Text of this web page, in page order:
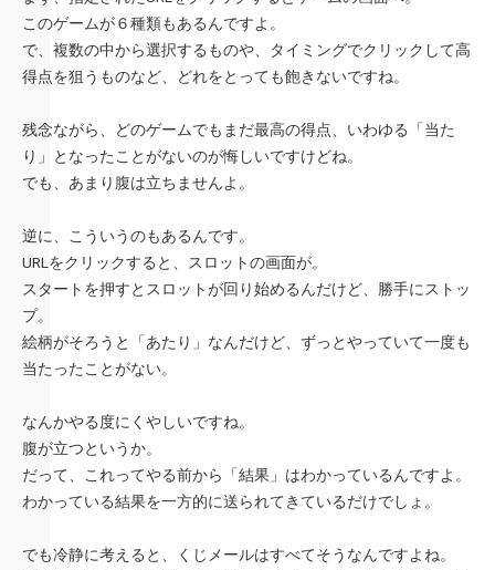
このゲームが６種類もあるんですよ。
で、複数の中から選択するものや、タイミングでクリックして高
得点を狙うものなど、どれをとっても飽きないですね。
残念ながら、どのゲームでもまだ最高の得点、いわゆる「当た
り」となったことがないのが悔しいですけどね。
でも、あまり腹は立ちませんよ。
逆に、こういうのもあるんです。
URLをクリックすると、スロットの画面が。
スタートを押すとスロットが回り始めるんだけど、勝手にストッ
プ。
絵柄がそろうと「あたり」なんだけど、ずっとやっていて一度も
当たったことがない。
なんかやる度にくやしいですね。
腹が立つというか。
だって、これってやる前から「結果」はわかっているんですよ。
わかっている結果を一方的に送られてきているだけでしょ。
でも冷静に考えると、くじメールはすべてそうなんですよね。